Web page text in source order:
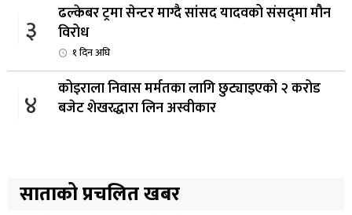
३
ढल्केबर ट्रमा सेन्टर माग्दै सांसद यादवको संसद्‌मा मौन
विरोध
१ दिन अघि
४
कोइराला निवास मर्मतका लागि छुट्याइएको २ करोड
बजेट शेखरद्धारा लिन अस्वीकार
५
ठक्कर दिँदा किशोरको मृत्यु
१ दिन अघि
साताको प्रचलित खबर